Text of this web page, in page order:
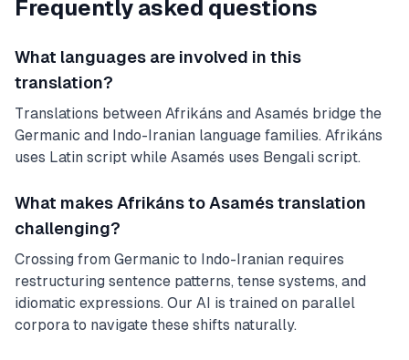
Frequently asked questions
What languages are involved in this
translation?
Translations between Afrikáns and Asamés bridge the
Germanic and Indo-Iranian language families. Afrikáns
uses Latin script while Asamés uses Bengali script.
What makes Afrikáns to Asamés translation
challenging?
Crossing from Germanic to Indo-Iranian requires
restructuring sentence patterns, tense systems, and
idiomatic expressions. Our AI is trained on parallel
corpora to navigate these shifts naturally.